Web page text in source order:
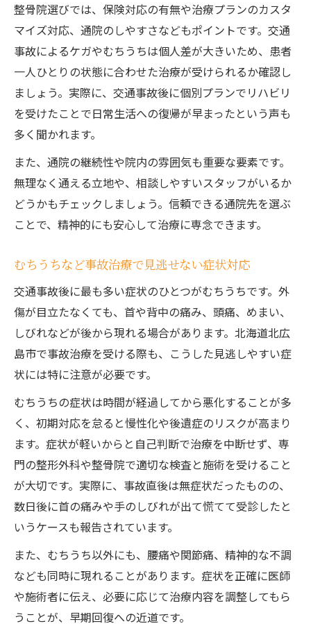
整骨院選びでは、保険対応の有無や治療プランのカスタ
マイズ対応、通院のしやすさなどもポイントです。交通
事故によるケガやむちうちは個人差が大きいため、患者
一人ひとりの状態に合わせた治療が受けられるか確認し
ましょう。実際に、交通事故後に個別プランでリハビリ
を受けたことで日常生活への復帰が早まったという声も
多く聞かれます。
また、通院の継続性や院内の雰囲気も重要な要素です。
無理なく通える立地や、相談しやすいスタッフがいるか
どうかもチェックしましょう。信頼できる通院先を選ぶ
ことで、精神的にも安心して治療に専念できます。
むちうちなど事故治療で見逃せない症状対応
交通事故後に最も多い症状のひとつがむちうちです。外
傷が目立たなくても、首や背中の痛み、頭痛、めまい、
しびれなどが後から現れる場合があります。北海道北広
島市で事故治療を受ける際も、こうした見逃しやすい症
状には特に注意が必要です。
むちうちの症状は時間が経過してから悪化することが多
く、初期対応を怠ると慢性化や後遺症のリスクが高まり
ます。症状が軽いからと自己判断で治療を中断せず、専
門の整形外科や整骨院で適切な検査と施術を受けること
が大切です。実際に、事故直後は無症状だったものの、
数日後に首の痛みや手のしびれが出て慌てて受診したと
いうケースも報告されています。
また、むちうち以外にも、腰痛や関節痛、精神的な不調
なども同時に現れることがあります。症状を正確に医師
や施術者に伝え、必要に応じて治療内容を調整してもら
うことが、早期回復への近道です。